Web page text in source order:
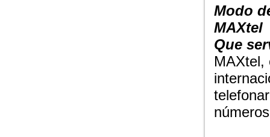
Modo
MAXtel
Que
MAXtel,